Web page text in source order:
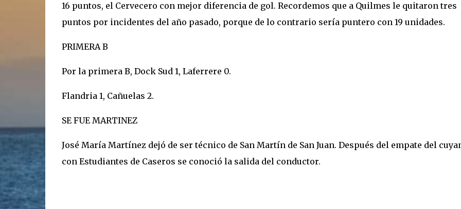
16 puntos, el Cervecero con mejor diferencia de gol. Recordemos que a Quilmes le quitaron tres
puntos por incidentes del año pasado, porque de lo contrario sería puntero con 19 unidades.
PRIMERA B
Por la primera B, Dock Sud 1, Laferrere 0.
Flandria 1, Cañuelas 2.
SE FUE MARTINEZ
José María Martínez dejó de ser técnico de San Martín de San Juan. Después del empate del
con Estudiantes de Caseros se conoció la salida del conductor.